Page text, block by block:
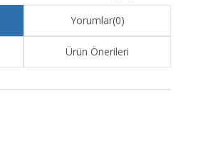
Yorumlar(0)
Ürün Önerileri